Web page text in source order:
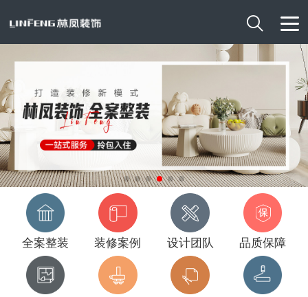

全案整装 装修案例 设计团队 品质保障